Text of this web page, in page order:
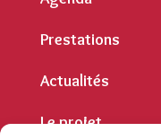
Prestations
Actualités
Le projet